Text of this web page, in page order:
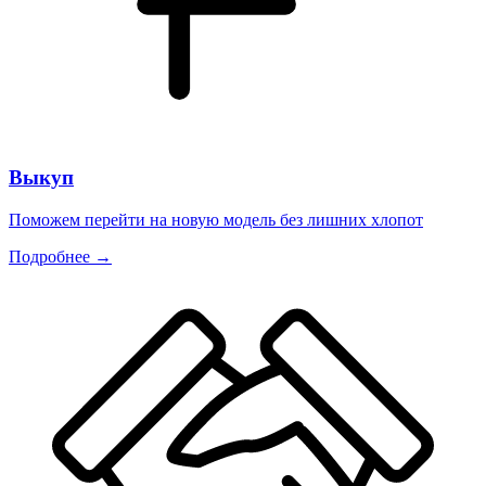
Выкуп
Поможем перейти на новую модель без лишних хлопот
Подробнее →